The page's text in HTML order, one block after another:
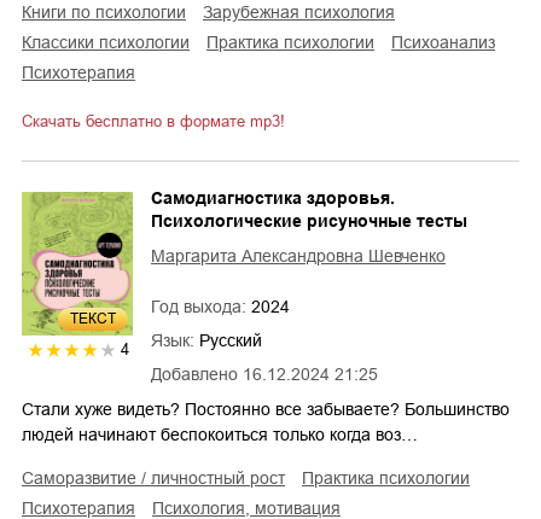
книги по психологии
зарубежная психология
классики психологии
практика психологии
психоанализ
психотерапия
Скачать бесплатно в формате mp3!
ТЕКСТ
4
Добавлено 16.12.2024 21:25
Самодиагностика здоровья.
Психологические рисуночные тесты
Маргарита Александровна Шевченко
Год выхода: 2024
Язык: Русский
Стали хуже видеть? Постоянно все забываете? Большинство
людей начинают беспокоиться только когда воз…
саморазвитие / личностный рост
практика психологии
психотерапия
психология, мотивация